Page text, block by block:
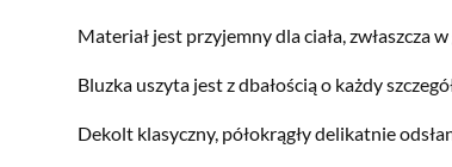
Materiał jest przyjemny dla ciała, zwłaszcza
Bluzka uszyta jest z dbałością o każdy
Dekolt klasyczny, półokrągły delikatnie